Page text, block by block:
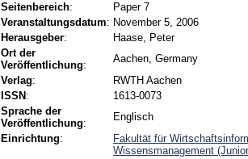
Seitenbereich:
Paper 7
Veranstaltungsdatum: November 5, 2006
Herausgeber:
Haase, Peter
Ort der
Veröffentlichung:
Aachen, Germany
Verlag:
RWTH Aachen
ISSN :
1613-0073
Sprache der
Veröffentlichung:
Englisch
Einrichtung:
Fakultät für
Wissensmanagement